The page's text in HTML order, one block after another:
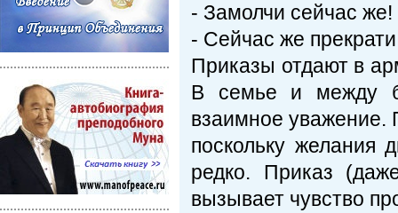
- Замолчи сейчас же!
- Сейчас же
Приказы отдают в
В семье и между
взаимное уважение.
поскольку желания
редко. Приказ
вызывает чувство